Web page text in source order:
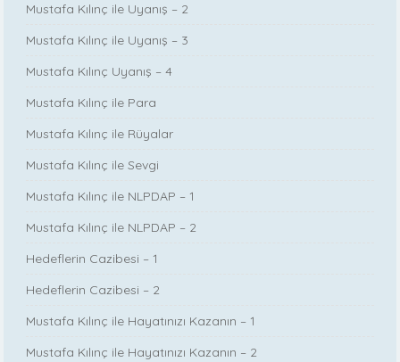
Mustafa Kılınç ile Uyanış – 2
Mustafa Kılınç ile Uyanış – 3
Mustafa Kılınç Uyanış – 4
Mustafa Kılınç ile Para
Mustafa Kılınç ile Rüyalar
Mustafa Kılınç ile Sevgi
Mustafa Kılınç ile NLPDAP – 1
Mustafa Kılınç ile NLPDAP – 2
Hedeflerin Cazibesi – 1
Hedeflerin Cazibesi – 2
Mustafa Kılınç ile Hayatınızı Kazanın – 1
Mustafa Kılınç ile Hayatınızı Kazanın – 2